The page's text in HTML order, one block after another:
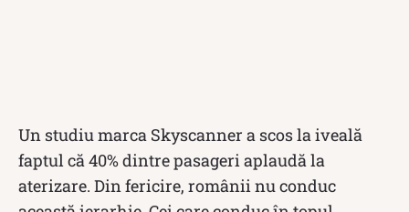
Un studiu marca Skyscanner a scos la iveală
faptul că 40% dintre pasageri aplaudă la
aterizare. Din fericire, românii nu conduc